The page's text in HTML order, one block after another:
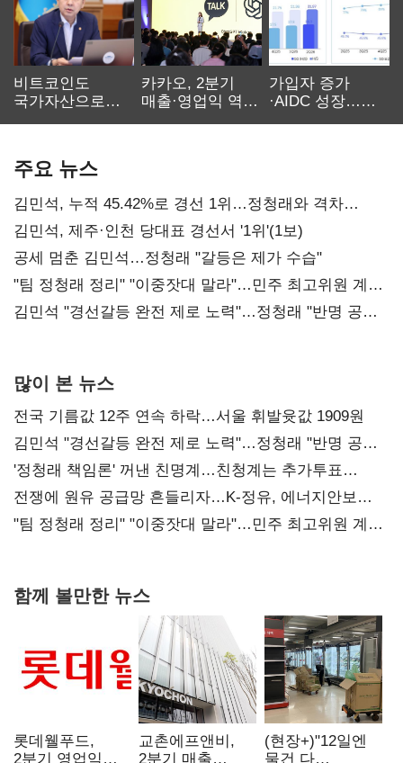
비트코인도
국가자산으로…'
카카오, 2분기
매출·영업익 역대
가입자 증가
·AIDC 성장…
주요 뉴스
김민석, 누적 45.42%로 경선 1위…정청래와 격차
0.86%p(2보)
김민석, 제주·인천 당대표 경선서 '1위'(1보)
공세 멈춘 김민석…정청래 "갈등은 제가 수습"
"팀 정청래 정리" "이중잣대 말라"…민주 최고위원 계파
다툼 격화
김민석 "경선갈등 완전 제로 노력"…정청래 "반명 공세
많이 본 뉴스
전국 기름값 12주 연속 하락…서울 휘발윳값 1909원
김민석 "경선갈등 완전 제로 노력"…정청래 "반명 공세
사과부터"
'정청래 책임론' 꺼낸 친명계…친청계는 추가투표
때리기
전쟁에 원유 공급망 흔들리자…K-정유, 에너지안보
핵심으로 재부상
"팀 정청래 정리" "이중잣대 말라"…민주 최고위원 계파
함께 볼만한 뉴스
롯데웰푸드,
2분기 영업익
교촌에프앤비,
2분기 매출
(현장+)"12일엔
물건 다